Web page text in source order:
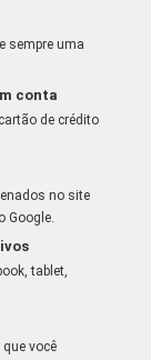
sempre uma
conta
de crédito
no site
Google.
tablet,
você